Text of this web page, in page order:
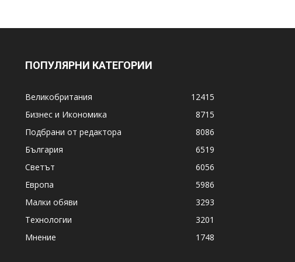
ПОПУЛЯРНИ КАТЕГОРИИ
Великобритания
12415
Бизнес и Икономика
8715
Подбрани от редактора
8086
България
6519
Светът
6056
Европа
5986
Малки обяви
3293
Технологии
3201
Мнение
1748